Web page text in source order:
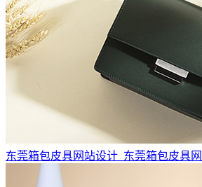
东莞箱包皮具网站设计_东莞箱包皮具